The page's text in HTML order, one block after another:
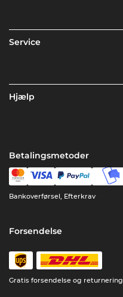
Service
Hjælp
Betalingsmetoder
Bankoverførsel, Efterkrav
Forsendelse
Gratis forsendelse og returnering